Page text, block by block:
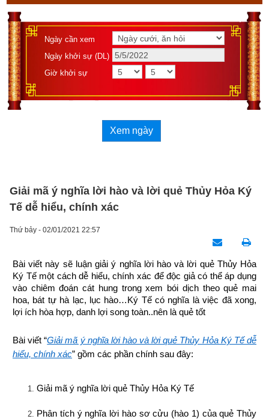
Ngày cần xem
Ngày khởi sự (DL)
Giờ khởi sự
Xem ngày
Giải mã ý nghĩa lời hào và lời quẻ Thủy Hỏa Ký
Tế dễ hiểu, chính xác
Thứ bảy - 02/01/2021 22:57
Bài viết này sẽ luận giải ý nghĩa lời hào và lời quẻ Thủy Hỏa
Ký Tế một cách dễ hiểu, chính xác để độc giả có thể áp dụng
vào chiêm đoán cát hung trong xem bói dịch theo quẻ mai
hoa, bát tự hà lạc, lục hào…Ký Tế có nghĩa là việc đã xong,
lợi ích hòa hợp, danh lợi song toàn..nên là quẻ tốt
Bài viết “Giải mã ý nghĩa lời hào và lời quẻ Thủy Hỏa Ký Tế dễ
hiểu, chính xác” gồm các phần chính sau đây:
Giải mã ý nghĩa lời quẻ Thủy Hỏa Ký Tế
Phân tích ý nghĩa lời hào sơ cửu (hào 1) của quẻ Thủy